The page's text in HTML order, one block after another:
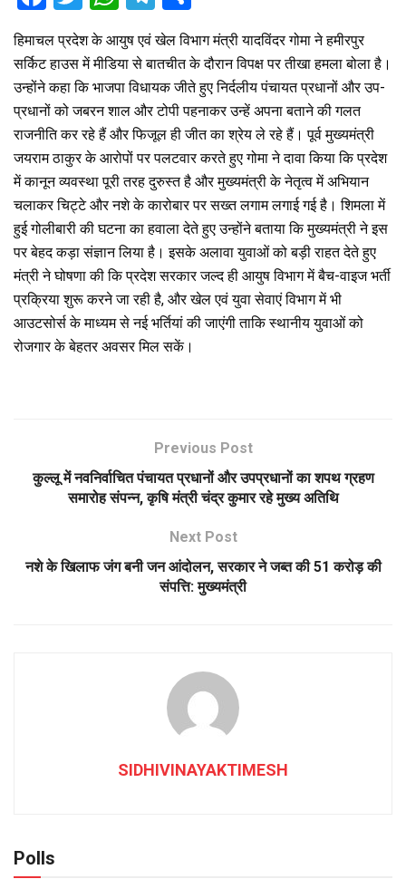
ce
b
o
o
k
wi
tt
er
at
s
A
p
p
el
e
gr
a
m
ar
e
हिमाचल प्रदेश के आयुष एवं खेल विभाग मंत्री यादविंदर गोमा ने हमीरपुर
सर्किट हाउस में मीडिया से बातचीत के दौरान विपक्ष पर तीखा हमला बोला है।
उन्होंने कहा कि भाजपा विधायक जीते हुए निर्दलीय पंचायत प्रधानों और उप-
प्रधानों को जबरन शाल और टोपी पहनाकर उन्हें अपना बताने की गलत
राजनीति कर रहे हैं और फिजूल ही जीत का श्रेय ले रहे हैं। पूर्व मुख्यमंत्री
जयराम ठाकुर के आरोपों पर पलटवार करते हुए गोमा ने दावा किया कि प्रदेश
में कानून व्यवस्था पूरी तरह दुरुस्त है और मुख्यमंत्री के नेतृत्व में अभियान
चलाकर चिट्टे और नशे के कारोबार पर सख्त लगाम लगाई गई है। शिमला में
हुई गोलीबारी की घटना का हवाला देते हुए उन्होंने बताया कि मुख्यमंत्री ने इस
पर बेहद कड़ा संज्ञान लिया है। इसके अलावा युवाओं को बड़ी राहत देते हुए
मंत्री ने घोषणा की कि प्रदेश सरकार जल्द ही आयुष विभाग में बैच-वाइज भर्ती
प्रक्रिया शुरू करने जा रही है, और खेल एवं युवा सेवाएं विभाग में भी
आउटसोर्स के माध्यम से नई भर्तियां की जाएंगी ताकि स्थानीय युवाओं को
रोजगार के बेहतर अवसर मिल सकें।
Previous Post
कुल्लू में नवनिर्वाचित पंचायत प्रधानों और उपप्रधानों का शपथ ग्रहण
समारोह संपन्न, कृषि मंत्री चंद्र कुमार रहे मुख्य अतिथि
Next Post
नशे के खिलाफ जंग बनी जन आंदोलन, सरकार ने जब्त की 51 करोड़ की
संपत्ति: मुख्यमंत्री
SIDHIVINAYAKTIMESH
Polls